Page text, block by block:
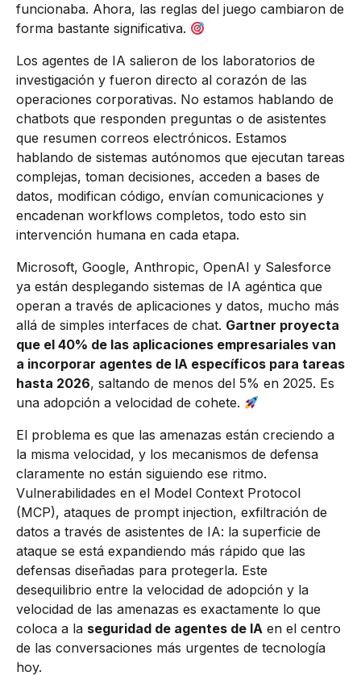
funcionaba. Ahora, las reglas del juego cambiaron de
forma bastante significativa.
Los agentes de IA salieron de los laboratorios de
investigación y fueron directo al corazón de las
operaciones corporativas. No estamos hablando de
chatbots que responden preguntas o de asistentes
que resumen correos electrónicos. Estamos
hablando de sistemas autónomos que ejecutan tareas
complejas, toman decisiones, acceden a bases de
datos, modifican código, envían comunicaciones y
encadenan workflows completos, todo esto sin
intervención humana en cada etapa.
Microsoft, Google, Anthropic, OpenAI y Salesforce
ya están desplegando sistemas de IA agéntica que
operan a través de aplicaciones y datos, mucho más
allá de simples interfaces de chat. Gartner proyecta
que el 40% de las aplicaciones empresariales van
a incorporar agentes de IA específicos para tareas
hasta 2026, saltando de menos del 5% en 2025. Es
una adopción a velocidad de cohete.
El problema es que las amenazas están creciendo a
la misma velocidad, y los mecanismos de defensa
claramente no están siguiendo ese ritmo.
Vulnerabilidades en el Model Context Protocol
(MCP), ataques de prompt injection, exfiltración de
datos a través de asistentes de IA: la superficie de
ataque se está expandiendo más rápido que las
defensas diseñadas para protegerla. Este
desequilibrio entre la velocidad de adopción y la
velocidad de las amenazas es exactamente lo que
coloca a la seguridad de agentes de IA en el centro
de las conversaciones más urgentes de tecnología
hoy.